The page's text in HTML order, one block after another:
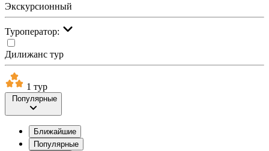
Экскурсионный
Туроператор:
Дилижанс тур
1 тур
Популярные
Ближайшие
Популярные